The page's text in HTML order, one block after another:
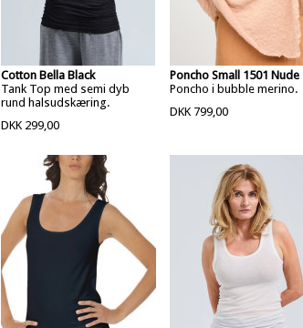
Cotton Bella Black
Tank Top med semi dyb
rund halsudskæring.
DKK 299,00
Poncho Small 1501 Nude
Poncho i bubble merino.
DKK 799,00